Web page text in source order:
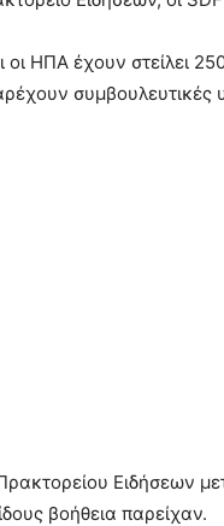
οι ΗΠΑ έχουν στείλει
συμβουλευτικές
Ειδήσεων
βοήθεια παρείχαν.